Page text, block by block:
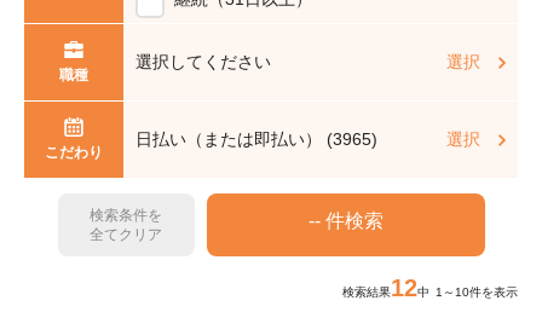
職種
選択してください 選択
こだわり
日払い（または即払い） (3965) 選択
検索条件を
全てクリア
検索結果12中 1～10件を表示